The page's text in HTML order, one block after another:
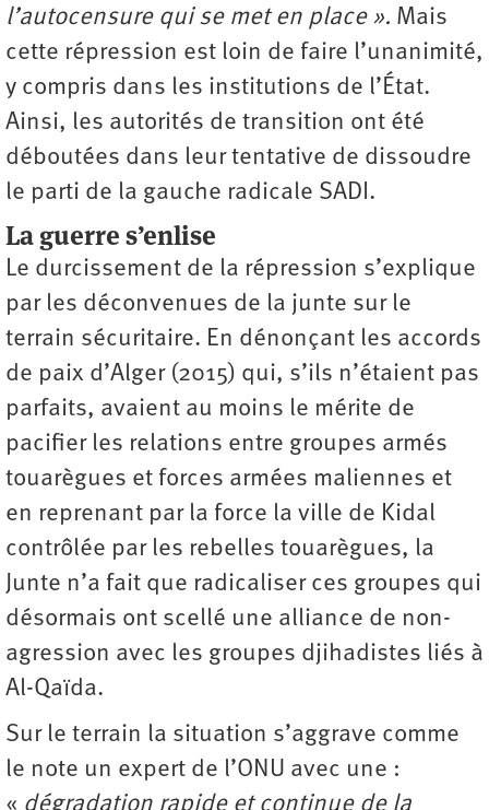
l’autocensure qui se met en place ». Mais
cette répression est loin de faire l’unanimité,
y compris dans les institutions de l’État.
Ainsi, les autorités de transition ont été
déboutées dans leur tentative de dissoudre
le parti de la gauche radicale SADI.
La guerre s’enlise
Le durcissement de la répression s’explique
par les déconvenues de la junte sur le
terrain sécuritaire. En dénonçant les accords
de paix d’Alger (2015) qui, s’ils n’étaient pas
parfaits, avaient au moins le mérite de
pacifier les relations entre groupes armés
touarègues et forces armées maliennes et
en reprenant par la force la ville de Kidal
contrôlée par les rebelles touarègues, la
Junte n’a fait que radicaliser ces groupes qui
désormais ont scellé une alliance de non-
agression avec les groupes djihadistes liés à
Al-Qaïda.
Sur le terrain la situation s’aggrave comme
le note un expert de l’ONU avec une :
« dégradation rapide et continue de la